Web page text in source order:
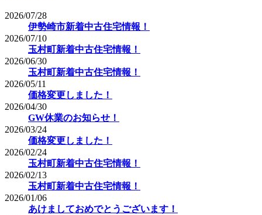
2026/07/28
伊勢崎市新着中古住宅情報！
2026/07/10
玉村町新着中古住宅情報！
2026/06/30
玉村町新着中古住宅情報！
2026/05/11
価格変更しました！
2026/04/30
GW休業のお知らせ！
2026/03/24
価格変更しました！
2026/02/24
玉村町新着中古住宅情報！
2026/02/13
玉村町新着中古住宅情報！
2026/01/06
あけましておめでとうございます！